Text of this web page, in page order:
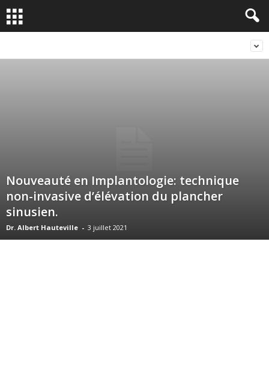
Nouveauté en Implantologie: technique
non-invasive d’élévation du plancher
sinusien.
Dr. Albert Hauteville - 3 juillet 2021